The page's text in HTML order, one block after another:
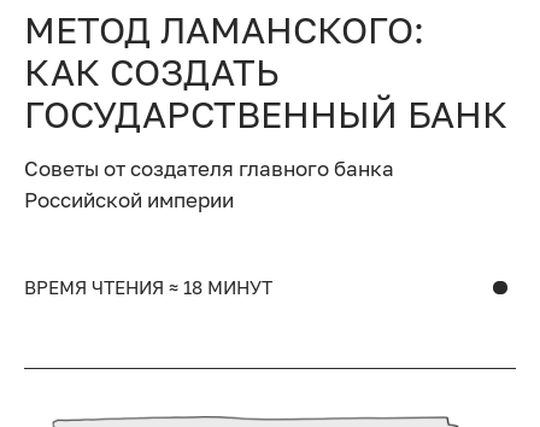
МЕТОД ЛАМАНСКОГО:
КАК СОЗДАТЬ
ГОСУДАРСТВЕННЫЙ БАНК
Советы от создателя главного банка
Российской империи
ВРЕМЯ ЧТЕНИЯ ≈ 18 МИНУТ